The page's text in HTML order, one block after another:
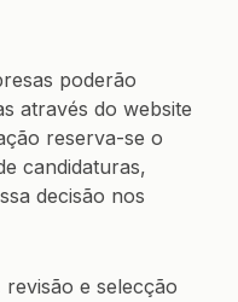
poderão
através do website
reserva-se o
candidaturas,
decisão nos
revisão e selecção